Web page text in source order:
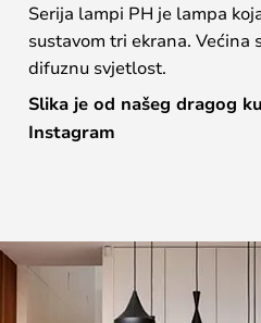
Serija lampi PH je lampa
sustavom tri ekrana. Većina
difuznu svjetlost.
Slika je od našeg dragog
Instagram